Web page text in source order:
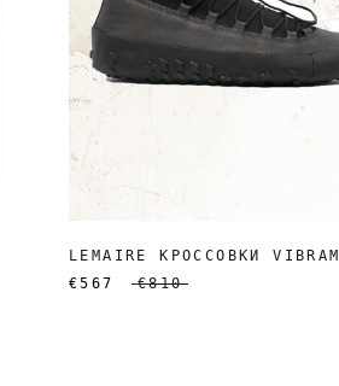
LEMAIRE КРОССОВКИ VIBRAM
€567
€810